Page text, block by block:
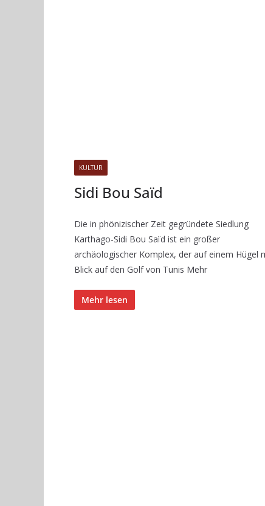
KULTUR
Sidi Bou Saïd
Die in phönizischer Zeit gegründete Siedlung
Karthago-Sidi Bou Saïd ist ein großer
archäologischer Komplex, der auf einem Hügel
Blick auf den Golf von Tunis Mehr
Mehr lesen